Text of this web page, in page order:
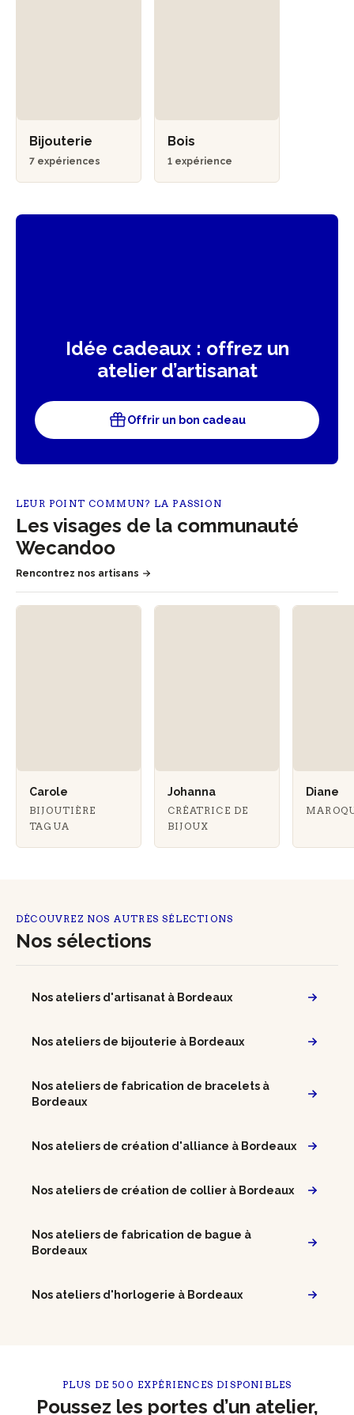
Bijouterie
7 expériences
Bois
1 expérience
Idée cadeaux : offrez un
atelier d’artisanat
Offrir un bon cadeau
LEUR POINT COMMUN? LA PASSION
Les visages de la communauté
Wecandoo
Rencontrez nos artisans
Carole
BIJOUTIÈRE
TAGUA
Johanna
CRÉATRICE DE
BIJOUX
Diane
DÉCOUVREZ NOS AUTRES SÉLECTIONS
Nos sélections
Nos ateliers d'artisanat à Bordeaux
Nos ateliers de bijouterie à Bordeaux
Nos ateliers de fabrication de bracelets à
Bordeaux
Nos ateliers de création d'alliance à Bordeaux
Nos ateliers de création de collier à Bordeaux
Nos ateliers de fabrication de bague à
Bordeaux
Nos ateliers d'horlogerie à Bordeaux
PLUS DE 500 EXPÉRIENCES DISPONIBLES
Poussez les portes d’un atelier,